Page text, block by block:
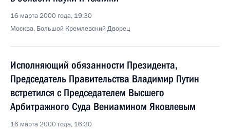
16 марта 2000 года, 19:30
Москва, Большой Кремлевский Дворец
Исполняющий обязанности Президента,
Председатель Правительства Владимир Путин
встретился с Председателем Высшего
Арбитражного Суда Вениамином Яковлевым
16 марта 2000 года, 16:30